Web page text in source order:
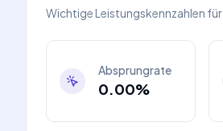
Wichtige Leistungskennzahlen für
Absprungrate
0.00%